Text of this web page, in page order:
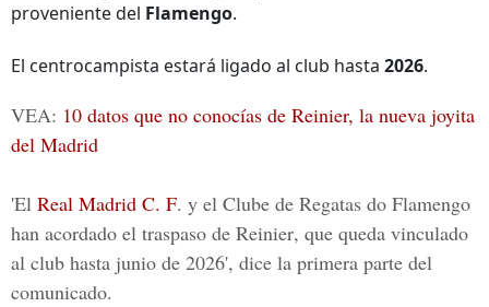
proveniente del Flamengo.
El centrocampista estará ligado al club hasta 2026.
VEA: 10 datos que no conocías de Reinier, la nueva joyita
del Madrid
'El Real Madrid C. F. y el Clube de Regatas do Flamengo
han acordado el traspaso de Reinier, que queda vinculado
al club hasta junio de 2026', dice la primera parte del
comunicado.